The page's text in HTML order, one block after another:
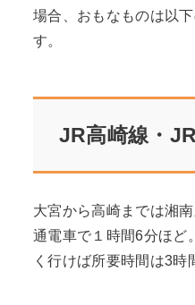
場合、おもなものは以
す。
JR高崎線・
大宮から高崎までは湘
通電車で１時間6分ほど
く行けば所要時間は3時